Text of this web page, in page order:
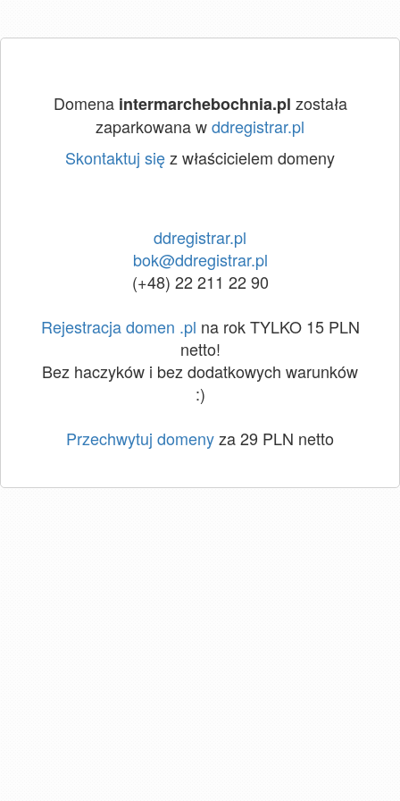
Domena intermarchebochnia.pl została
zaparkowana wddregistrar.pl
Skontaktuj sięz właścicielem domeny
ddregistrar.pl
bok@ddregistrar.pl
(+48) 22 211 22 90
Rejestracja domen .pl na rok TYLKO 15 PLN
netto!
Bez haczyków i bez dodatkowych warunków
:)
Przechwytuj domenyza 29 PLN netto